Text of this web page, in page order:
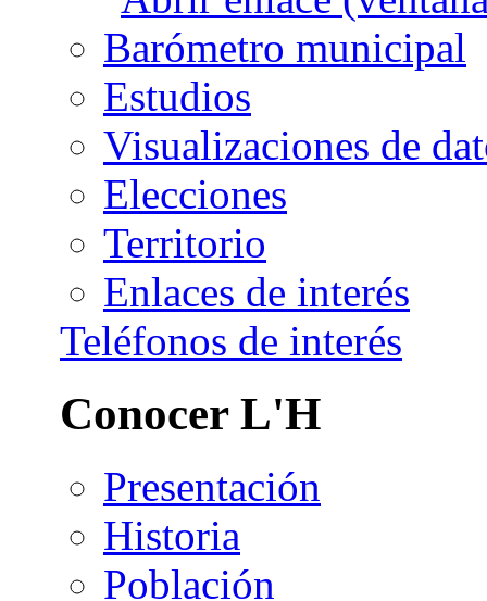
Barómetro municipal
Estudios
Visualizaciones de
Elecciones
Territorio
Enlaces de interés
Teléfonos de interés
Conocer L'H
Presentación
Historia
Población